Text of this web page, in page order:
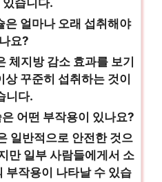
있습니다.
은 얼마나 오래 섭취해야
요?
체지방 감소 효과를 보기
꾸준히 섭취하는 것이
니다.
어떤 부작용이 있나요?
일반적으로 안전한 것으
만 일부 사람들에게서 소
부작용이 나타날 수 있습